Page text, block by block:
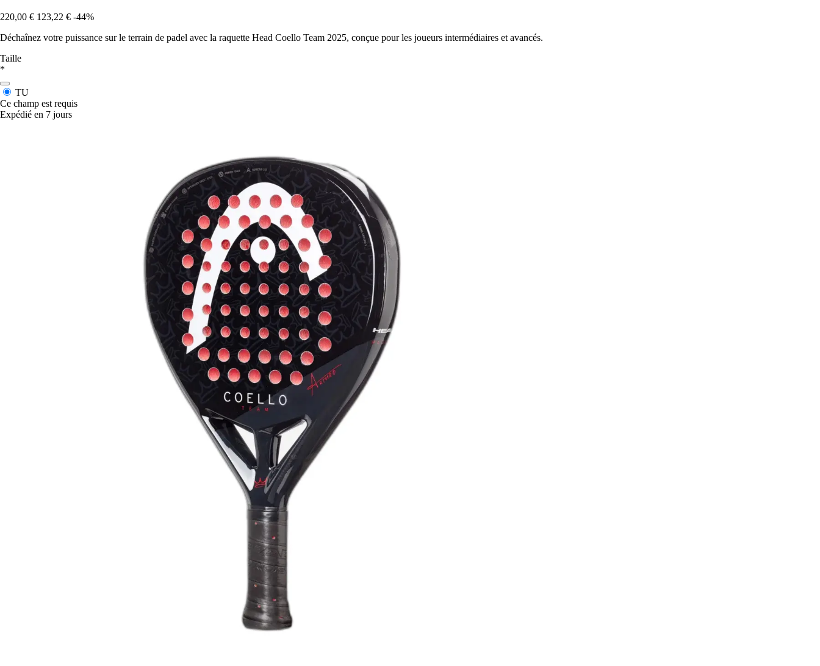
220,00 € 123,22 € -44%
Déchaînez votre puissance sur le terrain de padel avec la raquette Head Coello Team 2025, conçue pour les joueurs intermédiaires et avancés.
Taille
*
TU
Ce champ est requis
Expédié en 7 jours